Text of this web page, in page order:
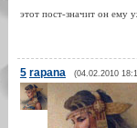
этот пост-значит он ему
5 rapana (04.02.2010